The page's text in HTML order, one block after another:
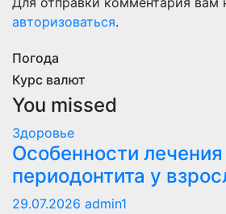
авторизоваться.
Погода
Курс валют
You missed
Здоровье
Особенности лечения
периодонтита у
29.07.2026 admin1